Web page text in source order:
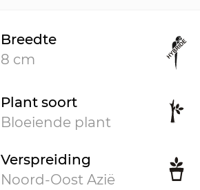
Breedte
8 cm
Plant soort
Bloeiende plant
Verspreiding
Noord-Oost Azië